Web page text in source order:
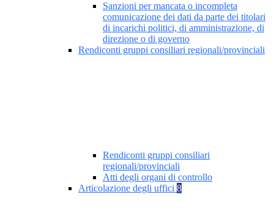
Sanzioni per mancata o incompleta
comunicazione dei dati da parte dei titolari
di incarichi politici, di amministrazione, di
direzione o di governo
Rendiconti gruppi consiliari regionali/provinciali
Rendiconti gruppi consiliari
regionali/provinciali
Atti degli organi di controllo
Articolazione degli uffici 8